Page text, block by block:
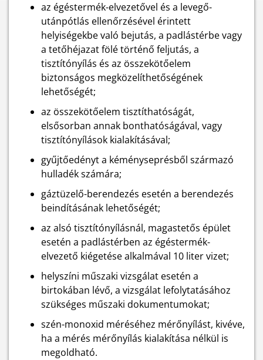
az égéstermék-elvezetővel és a levegő-
utánpótlás ellenőrzésével érintett
helyiségekbe való bejutás, a padlástérbe vagy
a tetőhéjazat fölé történő feljutás, a
tisztítónyílás és az összekötőelem
biztonságos megközelíthetőségének
lehetőségét;
az összekötőelem tisztíthatóságát,
elsősorban annak bonthatóságával, vagy
tisztítónyílások kialakításával;
gyűjtőedényt a kéményseprésből származó
hulladék számára;
gáztüzelő-berendezés esetén a berendezés
beindításának lehetőségét;
az alsó tisztítónyílásnál, magastetős épület
esetén a padlástérben az égéstermék-
elvezető kiégetése alkalmával 10 liter vizet;
helyszíni műszaki vizsgálat esetén a
birtokában lévő, a vizsgálat lefolytatásához
szükséges műszaki dokumentumokat;
szén-monoxid méréséhez mérőnyílást, kivéve,
ha a mérés mérőnyílás kialakítása nélkül is
megoldható.